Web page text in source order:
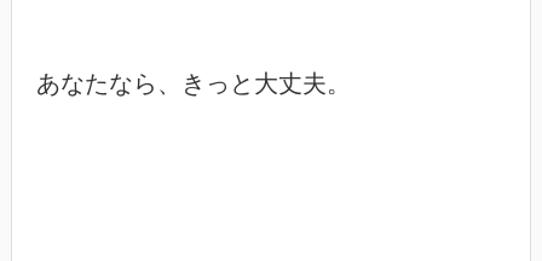
あなたなら、きっと大丈夫。